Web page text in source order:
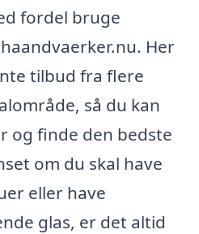
fordel bruge
Her
tilbud fra flere
så du kan
og finde den bedste
om du skal have
eller have
glas, er det altid